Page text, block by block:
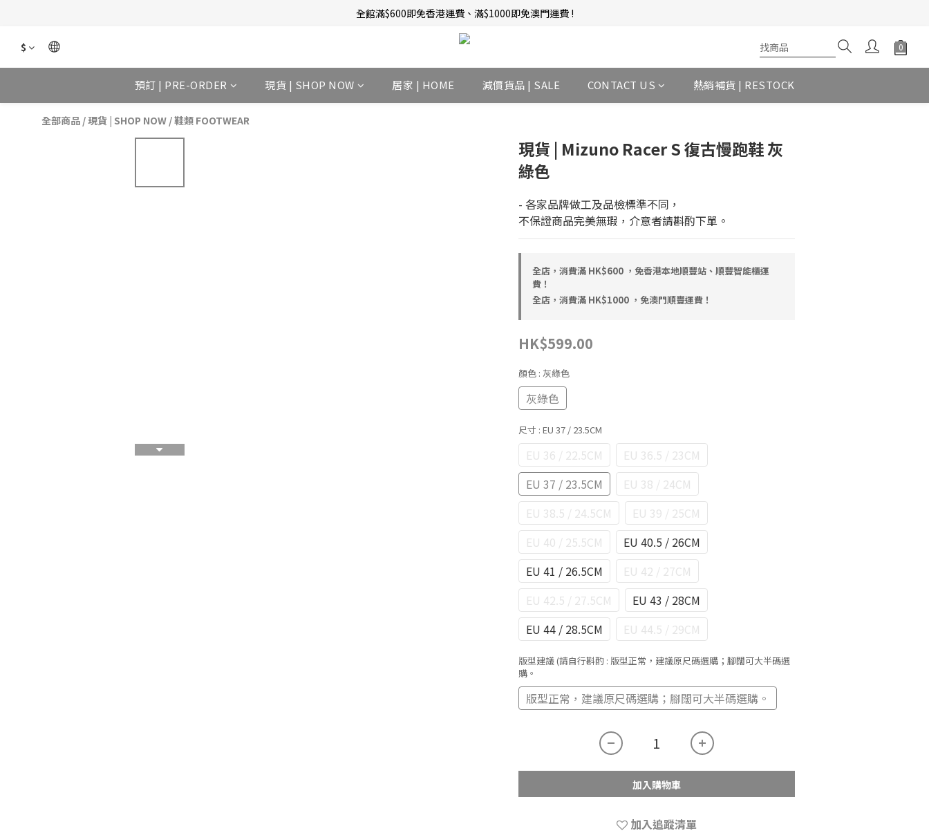
新會員招募中 | 即送 $12 購物金當錢使！
訂單完成後14天內圖文評價，即贈$10無限期購物金當錢使！
$
預訂 | PRE-ORDER 現貨 | SHOP NOW 居家 | HOME 減價貨品 | SALE CONTACT US 熱銷補貨 | RESTOCK
全部商品 /現貨 | SHOP NOW /鞋類 FOOTWEAR
現貨 | Mizuno Racer S 復古慢跑鞋 灰
綠色
- 各家品牌做工及品檢標準不同，
不保證商品完美無瑕，介意者請斟酌下單。
全店，消費滿 HK$600 ，免香港本地順豐站、順豐智能櫃運
費！
全店，消費滿 HK$1000 ，免澳門順豐運費！
HK$599.00
顏色 : 灰綠色
灰綠色
尺寸 : EU 37 / 23.5CM
EU 36 / 22.5CM
EU 36.5 / 23CM
EU 37 / 23.5CM
EU 38 / 24CM
EU 38.5 / 24.5CM
EU 39 / 25CM
EU 40 / 25.5CM
EU 40.5 / 26CM
EU 41 / 26.5CM
EU 42 / 27CM
EU 42.5 / 27.5CM
EU 43 / 28CM
EU 44 / 28.5CM
EU 44.5 / 29CM
版型建議 (請自行斟酌 : 版型正常，建議原尺碼選購；腳闊可大半碼選
購。
版型正常，建議原尺碼選購；腳闊可大半碼選購。
加入購物車
加入追蹤清單